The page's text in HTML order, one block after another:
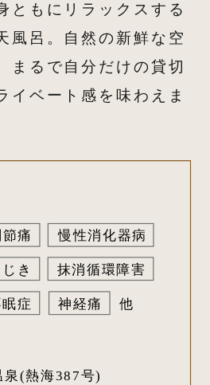
ともにリラックスする
風呂。自然の新鮮な空
まるで自分だけの貸切
イベート感を味わえま
慢性消化器病
節痛
他
じき
症
抹消循環障害
神経痛
泉(熱海387号)